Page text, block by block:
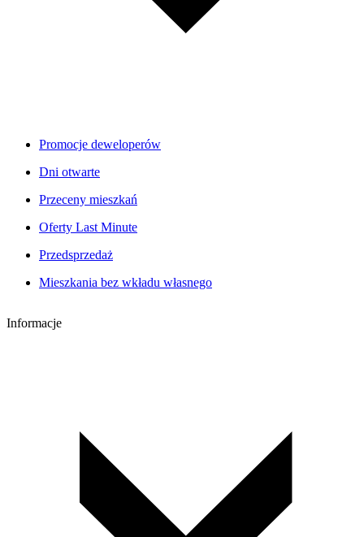
Promocje deweloperów
Dni otwarte
Przeceny mieszkań
Oferty Last Minute
Przedsprzedaż
Mieszkania bez wkładu własnego
Informacje